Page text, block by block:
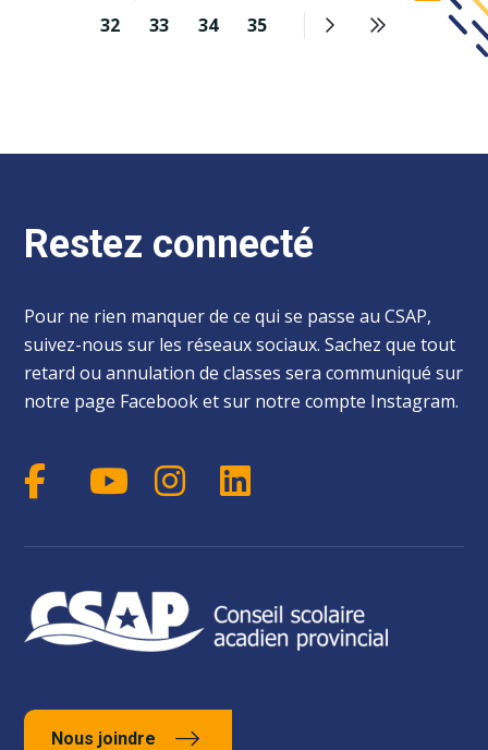
32
33 34 35
Restez connecté
Pour ne rien manquer de ce qui se passe au CSAP,
suivez-nous sur les réseaux sociaux. Sachez que tout
retard ou annulation de classes sera communiqué sur
notre page Facebook et sur notre compte Instagram.
Nous joindre